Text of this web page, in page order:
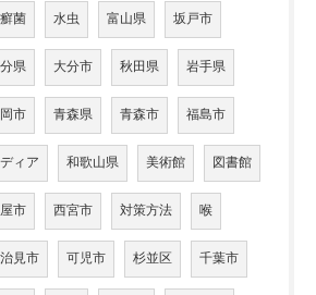
菌 水虫 富山県 坂戸市
県 大分市 秋田県 岩手県
市 青森県 青森市 福島市
ィア 和歌山県 美術館 図書館
市 西宮市 対策方法 喉
見市 可児市 杉並区 千葉市